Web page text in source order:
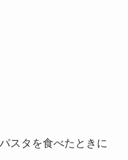
スタを食べたときに